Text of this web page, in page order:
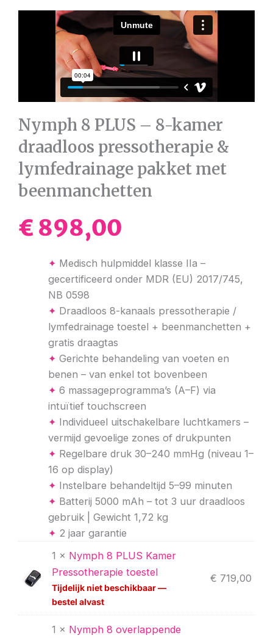
Nymph 8 PLUS – 8-kamer
draadloos pressotherapie &
lymfedrainage pakket met
beenmanchetten
€ 898,00
✦ Medisch hulpmiddel klasse IIa –
gecertificeerd onder MDR (EU) 2017/745,
NB 0598
✦ Draadloos 8-kanaals pressotherapie /
lymfedrainage toestel + beenmanchetten +
gratis draagtas
✦ Gerichte behandeling van voeten en
benen – van enkel tot bovenbeen
✦ 6 massageprogramma’s (A–F) via
intuïtief touchscreen
✦ Individueel uitschakelbare luchtkamers –
vermijd gevoelige zones of drukpunten
✦ Regelbare druk 30–240 mmHg (niveau 1–
16 op display)
✦ Instelbare behandeltijd 5–99 minuten
✦ Batterij 5000 mAh – tot 3 uur draadloos
gebruik | Gewicht 1,72 kg
✦ 2 jaar garantie
1 × Nymph 8 PLUS Kamer
Pressotherapie toestel
Tijdelijk niet beschikbaar —
bestel alvast
€ 719,00
1 × Nymph 8 overlappende
8
overlappende
armjas
manchet
8
overlappende
armmanchet
aantal
8
buikmanchet
aantal
uitbreiding
buikmanchet
aantal
uitbreiding
beenmanchetten
aantal
PLUS
pressotherapie